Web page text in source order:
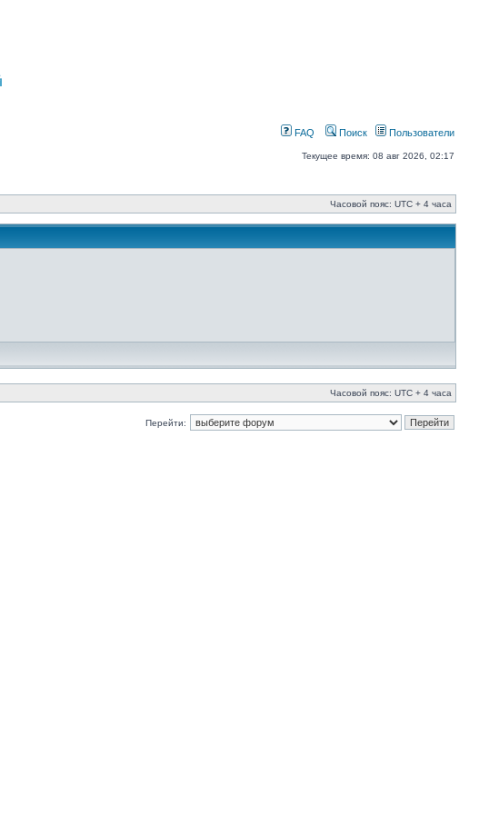
FAQ Поиск Пользователи
Текущее время: 08 авг 2026, 02:17
Часовой пояс: UTC + 4 часа
Часовой пояс: UTC + 4 часа
Перейти: